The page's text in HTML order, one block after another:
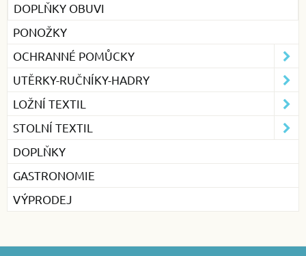
DOPLŇKY OBUVI
PONOŽKY
OCHRANNÉ POMŮCKY
UTĚRKY-RUČNÍKY-HADRY
LOŽNÍ TEXTIL
STOLNÍ TEXTIL
DOPLŇKY
GASTRONOMIE
VÝPRODEJ